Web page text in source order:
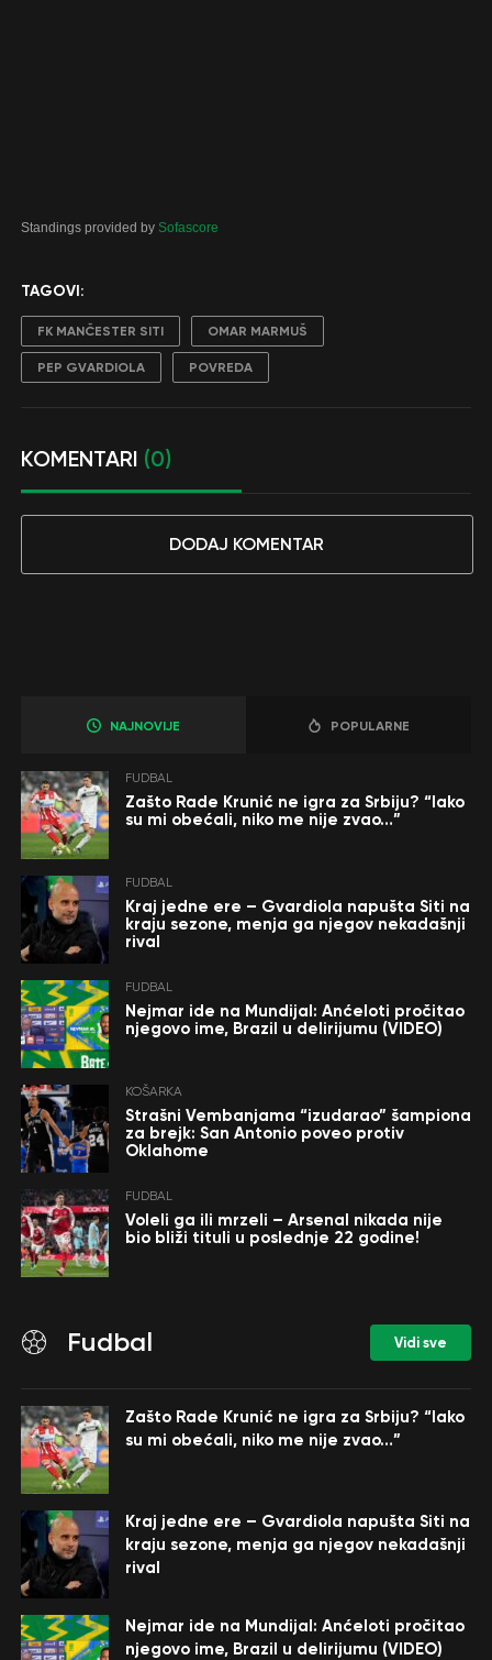
Standings provided by Sofascore
TAGOVI:
FK MANČESTER SITI OMAR MARMUŠ
PEP GVARDIOLA POVREDA
KOMENTARI (0)
DODAJ KOMENTAR
NAJNOVIJE POPULARNE
FUDBAL
Zašto Rade Krunić ne igra za Srbiju? “Iako
su mi obećali, niko me nije zvao…”
FUDBAL
Kraj jedne ere – Gvardiola napušta Siti na
kraju sezone, menja ga njegov nekadašnji
rival
FUDBAL
Nejmar ide na Mundijal: Anćeloti pročitao
njegovo ime, Brazil u delirijumu (VIDEO)
KOŠARKA
Strašni Vembanjama “izudarao” šampiona
za brejk: San Antonio poveo protiv
Oklahome
FUDBAL
Voleli ga ili mrzeli – Arsenal nikada nije
bio bliži tituli u poslednje 22 godine!
Fudbal Vidi sve
Zašto Rade Krunić ne igra za Srbiju? “Iako
su mi obećali, niko me nije zvao…”
Kraj jedne ere – Gvardiola napušta Siti na
kraju sezone, menja ga njegov nekadašnji
rival
Nejmar ide na Mundijal: Anćeloti pročitao
njegovo ime, Brazil u delirijumu (VIDEO)